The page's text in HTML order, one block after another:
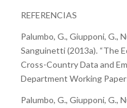
REFERENCIAS
Palumbo, G., Giupponi, G.,
Sanguinetti (2013a). “The
Cross-Country Data and
Department Working
Palumbo, G., Giupponi, G.,